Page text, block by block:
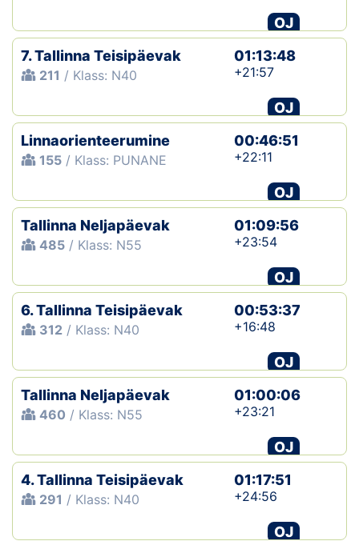
OJ
7. Tallinna Teisipäevak
211 / Klass: N40
01:13:48
+21:57
OJ
Linnaorienteerumine
155 / Klass: PUNANE
00:46:51
+22:11
OJ
Tallinna Neljapäevak
485 / Klass: N55
01:09:56
+23:54
OJ
6. Tallinna Teisipäevak
312 / Klass: N40
00:53:37
+16:48
OJ
Tallinna Neljapäevak
460 / Klass: N55
01:00:06
+23:21
OJ
4. Tallinna Teisipäevak
291 / Klass: N40
01:17:51
+24:56
OJ